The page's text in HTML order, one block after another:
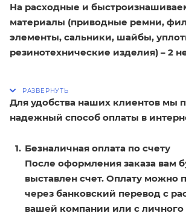
На расходные и
материалы (приводные ремни,
элементы, сальники, шайбы,
резинотехнические изделия) – 2
Для удобства наших клиентов мы
надежный способ оплаты в
Безналичная оплата по счету
После оформления заказа вам
выставлен счет. Оплату можно
через банковский перевод с
вашей компании или с личного